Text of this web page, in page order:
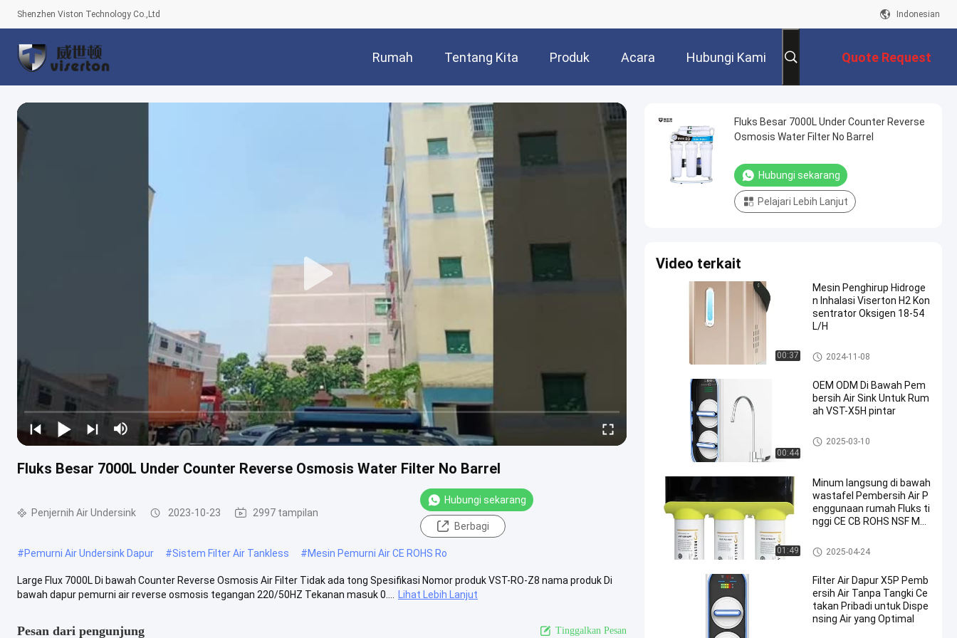
Shenzhen Viston Technology Co.,Ltd Indonesian
Rumah Tentang Kita Produk Acara Hubungi Kami Quote Request
Fluks Besar 7000L Under Counter Reverse Osmosis Water Filter No Barrel
Penjernih Air Undersink 2023-10-23 2997 tampilan
Hubungi sekarang
Berbagi
#Pemurni Air Undersink Dapur #Sistem Filter Air Tankless #Mesin Pemurni Air CE ROHS Ro
Large Flux 7000L Di bawah Counter Reverse Osmosis Air Filter Tidak ada tong Spesifikasi Nomor produk VST-RO-Z8 nama produk Di
bawah dapur pemurni air reverse osmosis tegangan 220/50HZ Tekanan masuk 0....
Lihat Lebih Lanjut
Pesan dari pengunjung Tinggalkan Pesan
Fluks Besar 7000L Under Counter Reverse
Osmosis Water Filter No Barrel
Hubungi sekarang
Pelajari Lebih Lanjut
Video terkait
00:37
Mesin Penghirup Hidroge
n Inhalasi Viserton H2 Kon
sentrator Oksigen 18-54
L/H
Mesin Penghirup Hidrogen
2024-11-08
00:44
OEM ODM Di Bawah Pem
bersih Air Sink Untuk Rum
ah VST-X5H pintar
Penjernih Air Undersink
2025-03-10
01:49
Minum langsung di bawah
wastafel Pembersih Air P
enggunaan rumah Fluks ti
nggi CE CB ROHS NSF MA
MARK Bersertifikat
Penjernih Air Undersink
2025-04-24
Filter Air Dapur X5P Pemb
ersih Air Tanpa Tangki Ce
takan Pribadi untuk Dispe
nsing Air yang Optimal